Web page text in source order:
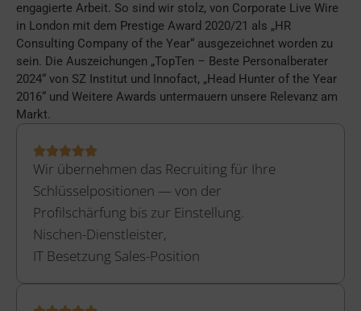
engagierte Arbeit. So sind wir stolz, von Corporate Live Wire
in London mit dem Prestige Award 2020/21 als „HR
Consulting Company of the Year“ ausgezeichnet worden zu
sein. Die Auszeichungen „TopTen – Beste Personalberater
2024“ von SZ Institut und Innofact, „Head Hunter of the Year
2016“ und Weitere Awards untermauern unsere Relevanz am
Markt.
Wir übernehmen das Recruiting für Ihre
Schlüsselpositionen — von der
Profilschärfung bis zur Einstellung.
Nischen-Dienstleister,
IT Besetzung Sales-Position